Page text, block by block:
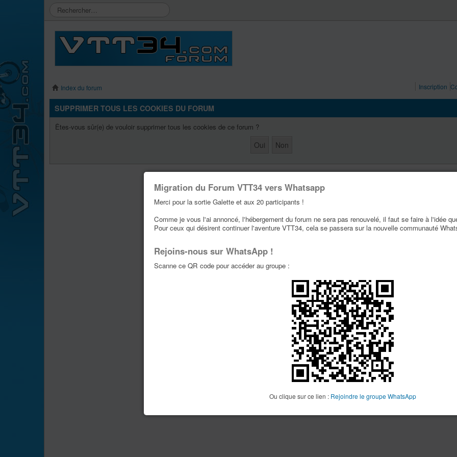
Migration du Forum VTT34 vers Whatsapp
Merci pour la sortie Galette et aux 20 participants !
Comme je vous l'ai annoncé, l'hébergement du forum ne sera pas renouvelé, il faut se faire à l'idée
Pour ceux qui désirent continuer l'aventure VTT34, cela se passera sur la nouvelle communauté
Rejoins-nous sur WhatsApp !
Scanne ce QR code pour accéder au groupe :
Ou clique sur ce lien : Rejoindre le groupe WhatsApp
Index du forum Inscription
SUPPRIMER TOUS LES COOKIES DU FORUM
Êtes-vous sûr(e) de vouloir supprimer tous les cookies de ce forum ?